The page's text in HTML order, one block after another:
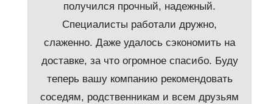
получился прочный, надежный.
Специалисты работали дружно,
слаженно. Даже удалось сэкономить на
доставке, за что огромное спасибо. Буду
теперь вашу компанию рекомендовать
соседям, родственникам и всем друзьям